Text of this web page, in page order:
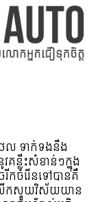
ថល ទាក់ទងនឹង
ន្លឹះសំខាន់ៗក្នុង
រីកចំរើនទៅបានគឺ
ើកស្ទួយវិស័យយាន